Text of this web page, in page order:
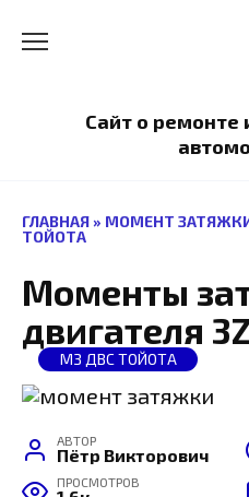
содержанию
Сайт о ремонте
ГЛАВНАЯ » МОМЕНТ
ТОЙОТА
Моменты
двигателя
МЗ ДВС ТОЙОТА
АВТОР
Пётр Викторович
ПРОСМОТРОВ